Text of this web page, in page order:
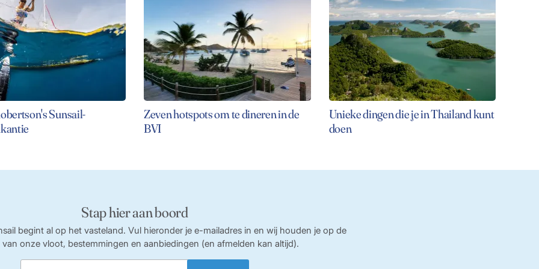
Sunsail-
Zeven hotspots om te dineren in de
BVI
Unieke dingen die je in Thailand kunt
doen
Stap hier aan boord
begint al op het vasteland. Vul hieronder je e-mailadres in en wij houden je op de
onze vloot, bestemmingen en aanbiedingen (en afmelden kan altijd).